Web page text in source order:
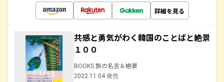
詳細を見る
共感と勇気がわく韓国のことばと絶景
１００
BOOKS 旅の名言＆絶景
2022.11.04 発売